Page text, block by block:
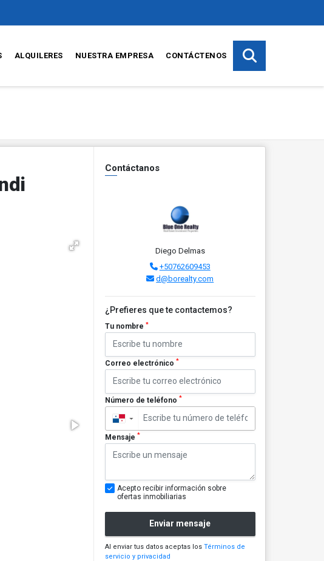
ALQUILERES NUESTRA EMPRESA CONTÁCTENOS
Contáctanos
Diego Delmas
+50762609453
d@borealty.com
¿Prefieres que te contactemos?
Tu nombre *
Correo electrónico *
Número de teléfono *
▼
Mensaje *
Acepto recibir información sobre
ofertas inmobiliarias
Enviar mensaje
Al enviar tus datos aceptas los Términos de
servicio y privacidad